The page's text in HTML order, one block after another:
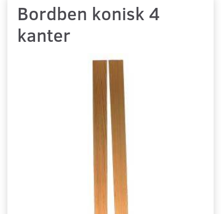
Bordben konisk 4
kanter